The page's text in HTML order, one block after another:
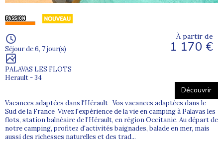
Séjour de 6, 7 jour(s)
PALAVAS LES FLOTS
Herault - 34
À partir de
1 170 €
Découvrir
Vacances adaptées dans l'Hérault Vos vacances adaptées dans le
Sud de la France Vivez l'expérience de la vie en camping à Palavas les
flots, station balnéaire de l’Hérault, en région Occitanie. Au départ de
notre camping, profitez d'activités baignades, balade en mer, mais
aussi des richesses naturelles et des trad...